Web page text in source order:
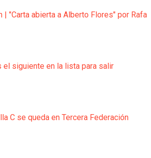
| "Carta abierta a Alberto Flores" por Rafa
el siguiente en la lista para salir
C se queda en Tercera Federación